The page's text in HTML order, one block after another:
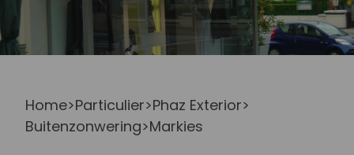
Home>Particulier>Phaz Exterior>
Buitenzonwering>Markies